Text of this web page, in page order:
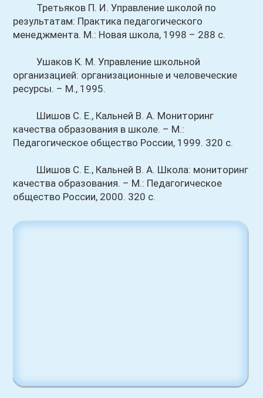
Третьяков П. И. Управление школой по
результатам: Практика педагогического
менеджмента. М.: Новая школа, 1998 – 288 с.
Ушаков К. М. Управление школьной
организацией: организационные и человеческие
ресурсы. – М., 1995.
Шишов С. Е., Кальней В. А. Мониторинг
качества образования в школе. – М.:
Педагогическое общество России, 1999. 320 с.
Шишов С. Е., Кальней В. А. Школа: мониторинг
качества образования. – М.: Педагогическое
общество России, 2000. 320 с.